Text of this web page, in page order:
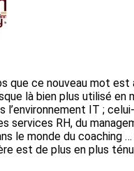
que ce nouveau mot est
là bien plus utilisé en
l’environnement IT ;
services RH, du
le monde du coaching
est de plus en plus